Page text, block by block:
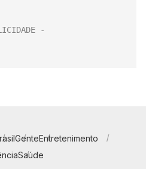
GenteEntretenimento
Saúde